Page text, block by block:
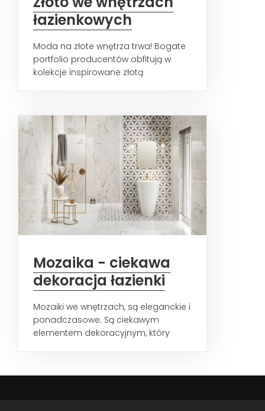
łazienkowych
Moda na złote wnętrza trwa! Bogate
portfolio producentów obfitują w
kolekcje inspirowane złotą
Mozaika - ciekawa
dekoracja łazienki
Mozaiki we wnętrzach, są eleganckie i
ponadczasowe. Są ciekawym
elementem dekoracyjnym, który